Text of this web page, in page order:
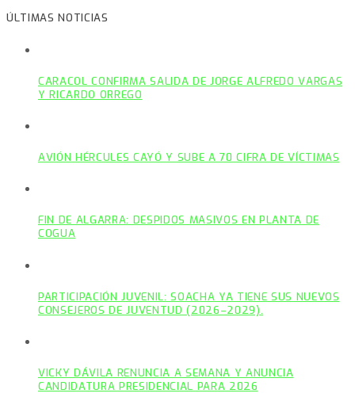
ÚLTIMAS NOTICIAS
CARACOL CONFIRMA SALIDA DE JORGE ALFREDO VARGAS
Y RICARDO ORREGO
AVIÓN HÉRCULES CAYÓ Y SUBE A 70 CIFRA DE VÍCTIMAS
FIN DE ALGARRA: DESPIDOS MASIVOS EN PLANTA DE
COGUA
PARTICIPACIÓN JUVENIL: SOACHA YA TIENE SUS NUEVOS
CONSEJEROS DE JUVENTUD (2026–2029).
VICKY DÁVILA RENUNCIA A SEMANA Y ANUNCIA
CANDIDATURA PRESIDENCIAL PARA 2026